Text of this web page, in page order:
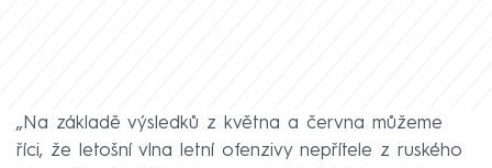
„Na základě výsledků z května a června můžeme
říci, že letošní vlna letní ofenzivy nepřítele z ruského